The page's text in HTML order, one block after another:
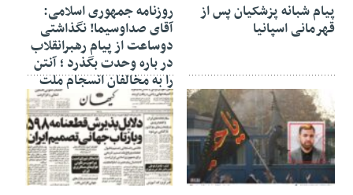
پیام شبانه پزشکیان پس از
قهرمانی اسپانیا
روزنامه جمهوری اسلامی:
آقای صداوسیما! نگذاشتی
دوساعت از پیام رهبرانقلاب
در باره وحدت بگذرد ؛ آنتن
را به مخالفان انسجام ملت
دادی؟
27 تیر 1405